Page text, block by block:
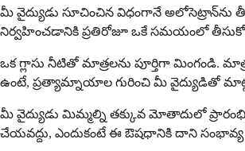
మీ వైద్యుడు సూచించిన విధంగానే అలోసెట్రాన్‌ను
నిర్వహించడానికి ప్రతిరోజూ ఒకే సమయంలో
ఒక గ్లాసు నీటితో మాత్రలను పూర్తిగా మింగండి.
ఉంటే, ప్రత్యామ్నాయాల గురించి మీ వైద్యుడితో
మీ వైద్యుడు మిమ్మల్ని తక్కువ మోతాదులో
చేయవద్దు, ఎందుకంటే ఈ ఔషధానికి దాని సంభావ్య